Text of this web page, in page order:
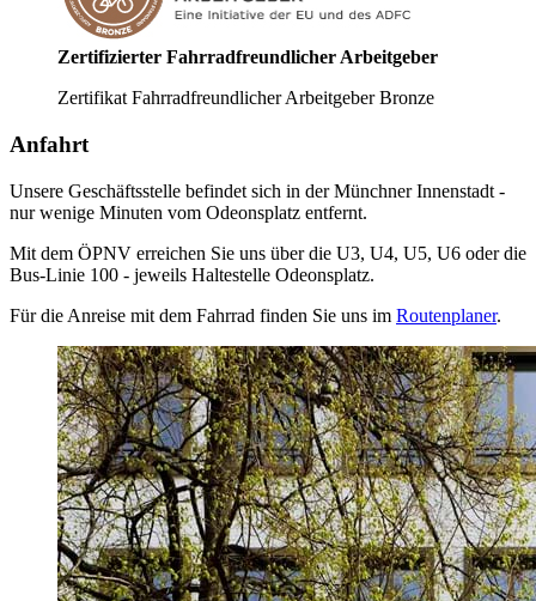
Zertifizierter Fahrradfreundlicher Arbeitgeber
Zertifikat Fahrradfreundlicher Arbeitgeber Bronze
Anfahrt
Unsere Geschäftsstelle befindet sich in der Münchner Innenstadt -
nur wenige Minuten vom Odeonsplatz entfernt.
Mit dem ÖPNV erreichen Sie uns über die U3, U4, U5, U6 oder die
Bus-Linie 100 - jeweils Haltestelle Odeonsplatz.
Für die Anreise mit dem Fahrrad finden Sie uns im Routenplaner.